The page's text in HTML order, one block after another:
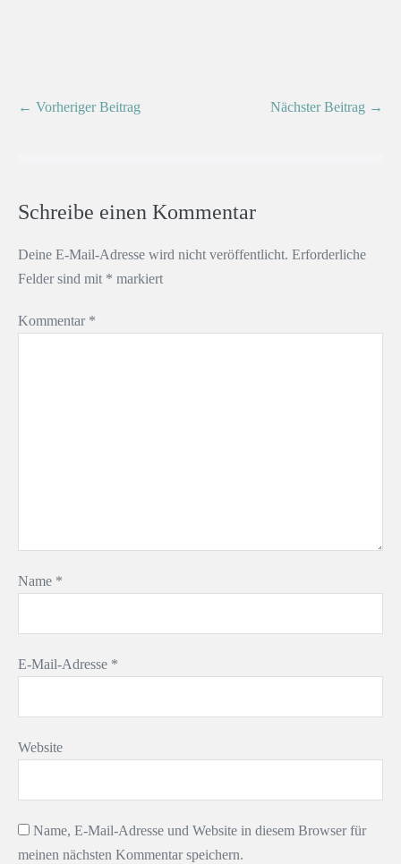
← Vorheriger Beitrag Nächster Beitrag →
Schreibe einen Kommentar
Deine E-Mail-Adresse wird nicht veröffentlicht. Erforderliche
Felder sind mit * markiert
Kommentar *
Name *
E-Mail-Adresse *
Website
Name, E-Mail-Adresse und Website in diesem Browser für
meinen nächsten Kommentar speichern.